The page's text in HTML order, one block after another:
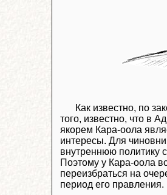
Как известно, по
того, известно, что в
якорем Кара-оола
интересы. Для
внутреннюю политику
Поэтому у Кара-оола
переизбраться на
период его правления.